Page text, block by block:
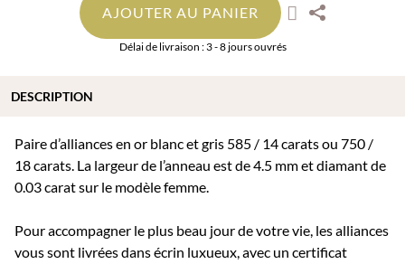
AJOUTER AU PANIER
Délai de livraison : 3 - 8 jours ouvrés
Paire d’alliances en or blanc et gris 585 / 14 carats ou 750 /
18 carats. La largeur de l’anneau est de 4.5 mm et diamant de
0.03 carat sur le modèle femme.
Pour accompagner le plus beau jour de votre vie, les alliances
vous sont livrées dans écrin luxueux, avec un certificat
DESCRIPTION